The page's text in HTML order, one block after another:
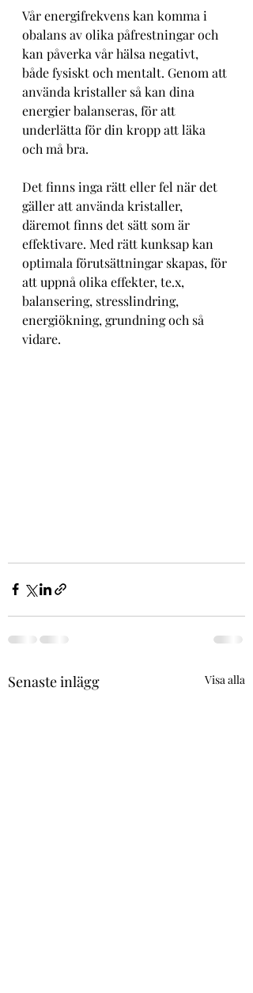
Vår energifrekvens kan komma i
obalans av olika påfrestningar och
kan påverka vår hälsa negativt,
både fysiskt och mentalt. Genom att
använda kristaller så kan dina
energier balanseras, för att
underlätta för din kropp att läka
och må bra.
Det finns inga rätt eller fel när det
gäller att använda kristaller,
däremot finns det sätt som är
effektivare. Med rätt kunksap kan
optimala förutsättningar skapas, för
att uppnå olika effekter, te.x,
balansering, stresslindring,
energiökning, grundning och så
vidare.
Senaste inlägg Visa alla